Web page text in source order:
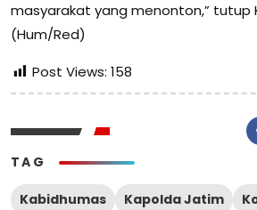
masyarakat yang menonton,” tutup
(Hum/Red)
Post Views: 158
TAG
Kabidhumas Kapolda Jatim